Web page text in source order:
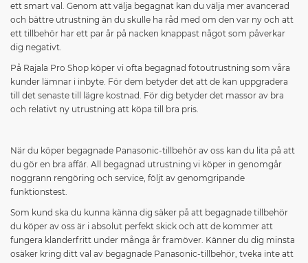
ett smart val. Genom att välja begagnat kan du välja mer avancerad
och bättre utrustning än du skulle ha råd med om den var ny och att
ett tillbehör har ett par år på nacken knappast något som påverkar
dig negativt.
På Rajala Pro Shop köper vi ofta begagnad fotoutrustning som våra
kunder lämnar i inbyte. För dem betyder det att de kan uppgradera
till det senaste till lägre kostnad. För dig betyder det massor av bra
och relativt ny utrustning att köpa till bra pris.
När du köper begagnade Panasonic-tillbehör av oss kan du lita på att
du gör en bra affär. All begagnad utrustning vi köper in genomgår
noggrann rengöring och service, följt av genomgripande
funktionstest.
Som kund ska du kunna känna dig säker på att begagnade tillbehör
du köper av oss är i absolut perfekt skick och att de kommer att
fungera klanderfritt under många år framöver. Känner du dig minsta
osäker kring ditt val av begagnade Panasonic-tillbehör, tveka inte att